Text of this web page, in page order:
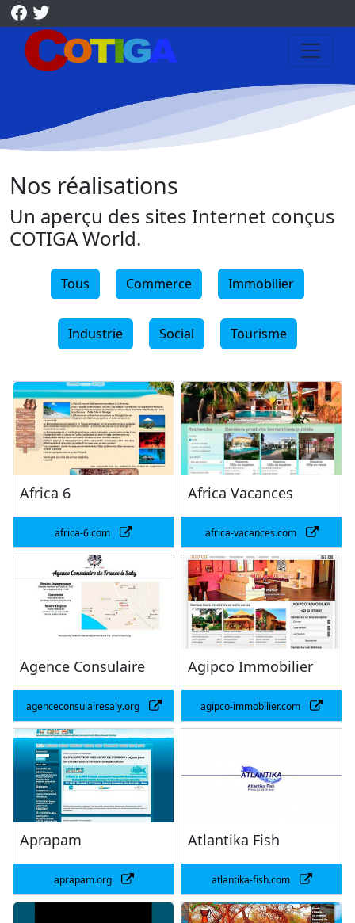
Nos réalisations
Un aperçu des sites Internet conçus
COTIGA World.
Tous Commerce Immobilier
Industrie Social Tourisme
Africa 6
africa-6.com
Africa Vacances
africa-vacances.com
Agence Consulaire
agenceconsulairesaly.org
Agipco Immobilier
agipco-immobilier.com
Aprapam
aprapam.org
Atlantika Fish
atlantika-fish.com